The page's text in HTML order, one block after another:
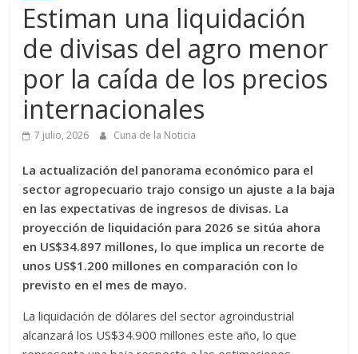
Estiman una liquidación
de divisas del agro menor
por la caída de los precios
internacionales
7 julio, 2026 Cuna de la Noticia
La actualización del panorama económico para el
sector agropecuario trajo consigo un ajuste a la baja
en las expectativas de ingresos de divisas. La
proyección de liquidación para 2026 se sitúa ahora
en US$34.897 millones, lo que implica un recorte de
unos US$1.200 millones en comparación con lo
previsto en el mes de mayo.
La liquidación de dólares del sector agroindustrial
alcanzará los US$34.900 millones este año, lo que